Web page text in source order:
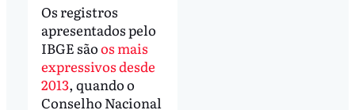
Os registros
apresentados pelo
IBGE sãoos mais
expressivos desde
2013, quando o
Conselho Nacional